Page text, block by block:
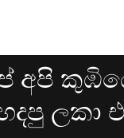
අපි
ලකා